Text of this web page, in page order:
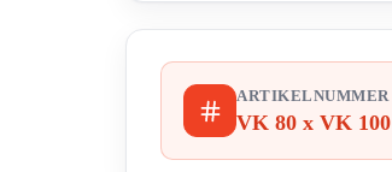
ARTIKELNUMMER
VK 80 x VK 100